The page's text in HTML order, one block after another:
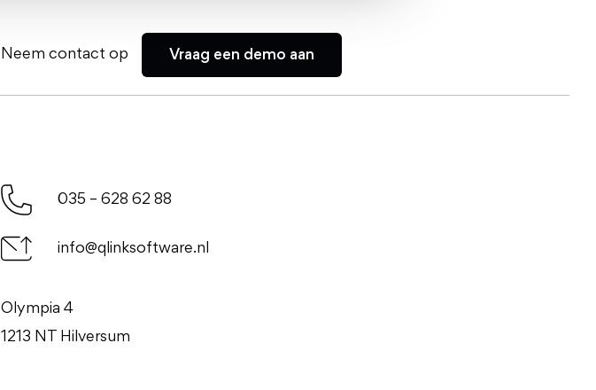
Neem contact op Vraag een demo aan
035 – 628 62 88
info@qlinksoftware.nl
Olympia 4
1213 NT Hilversum